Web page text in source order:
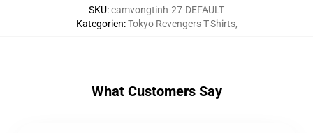
SKU:camvongtinh-27-DEFAULT
Kategorien:Tokyo Revengers T-Shirts,
What Customers Say